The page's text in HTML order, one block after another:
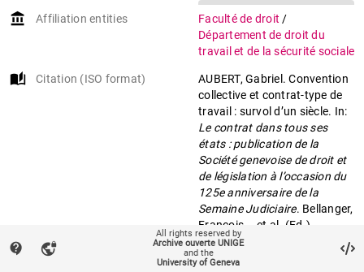
Suisse
Arbeitsvertrag
Gesamtarbeitsvertrag
account_balance Affiliation entities Faculté de droit /
Département de droit du
travail et de la sécurité sociale
auto_stories Citation (ISO format)
AUBERT, Gabriel. Convention
collective et contrat-type de
travail : survol d’un siècle. In:
Le contrat dans tous ses
états : publication de la
Société genevoise de droit et
de législation à l’occasion du
125e anniversaire de la
Semaine Judiciaire. Bellanger,
François... et al. (Ed.).
Genève. Berne : Stämpfli,
2004. p. 3–15.
contact_support vpn_lock
All rights reserved by
Archive ouverte UNIGE
and the
University of Geneva